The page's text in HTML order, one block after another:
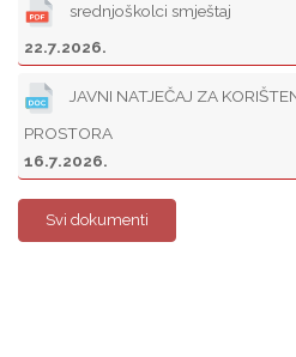
srednjoškolci smještaj
22.7.2026.
JAVNI NATJEČAJ ZA
PROSTORA
16.7.2026.
Svi dokumenti